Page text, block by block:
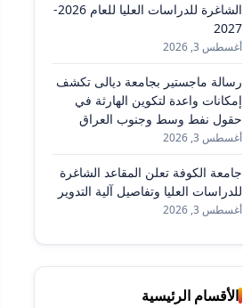
الشاغرة للدراسات العليا للعام 2026-
2027
أغسطس 3, 2026
رسالة ماجستير بجامعة ديالى تكشف
إمكانات واعدة لتكوين الهارثة في
حقول نفط وسط وجنوب العراق
أغسطس 3, 2026
جامعة الكوفة تعلن المقاعد الشاغرة
للدراسات العليا وتفاصيل آلية التدوير
أغسطس 3, 2026
الأقسام الرئيسية